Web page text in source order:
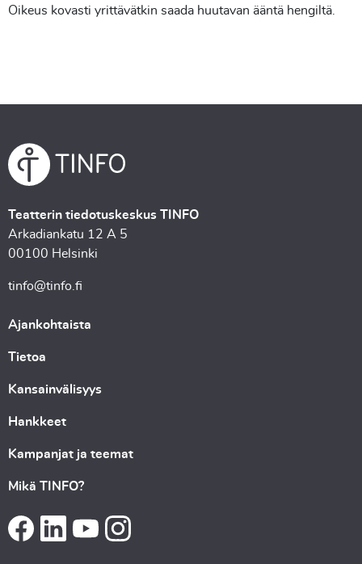
Oikeus kovasti yrittävätkin saada huutavan ääntä hengiltä.
Teatterin tiedotuskeskus TINFO
Arkadiankatu 12 A 5
00100 Helsinki
tinfo@tinfo.fi
Ajankohtaista
Tietoa
Kansainvälisyys
Hankkeet
Kampanjat ja teemat
Mikä TINFO?